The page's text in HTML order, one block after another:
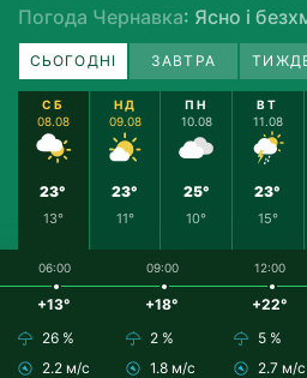
Погода Чернавка: Ясно і
СЬОГОДНІ ЗАВТРА
СБ
08.08
23°
13°
НД
09.08
23°
11°
ПН
10.08
25°
10°
ВТ
11.08
23°
15°
06:00
+13°
26 %
2.2 м/с
09:00
+18°
2 %
1.8 м/с
12:00
+22°
5 %
2.7 м/с